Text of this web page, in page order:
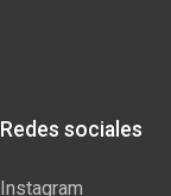
Redes sociales
Instagram